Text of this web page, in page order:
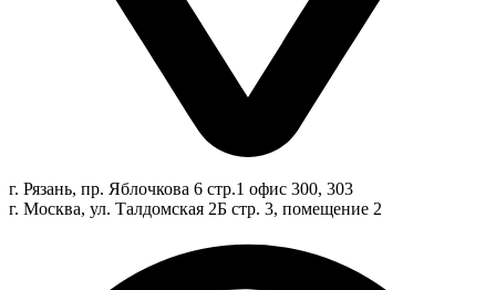
г. Рязань, пр. Яблочкова 6 стр.1 офис 300, 303
г. Москва, ул. Талдомская 2Б стр. 3, помещение 2